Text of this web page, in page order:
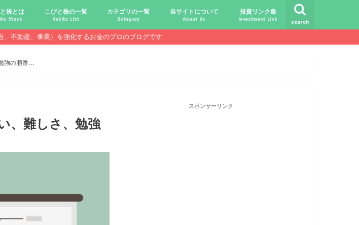
search
株とは
Stock
株投資を始める前に マジメなだけじゃ報われない時代？
配当金が守る、今-老後-子供達！
配当金があればこんなに遊べる！
債券・投信・中古１Rとの違い
口座開設！こびと探しの旅へ！
必ず知っておきたい専門用語集
株の10条件
株のメリット,デメリット
株の投資10原則
株投資のモデル紹介
こびと株の一覧
Kobito List
こびとNo.2169 CDS
こびとNo.4762 エックスネット
こびとNo.7751 キヤノン
こびとNo.7820 ニホンフラッシュ
こびとNo.7921 宝印刷
こびとNo.9986 蔵王産業
カテゴリの一覧
Category
こびと株.comライフ
給与ハック
副業ハック
配当金ハック
年金ハック
倹約ハック
当サイトについて
About Us
投資リンク集
Investment Link
不動産、事業）を強化するお金のプロのブログです
強の順番…
、難しさ、勉強
スポンサーリンク